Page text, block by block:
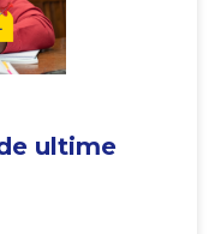
ultime